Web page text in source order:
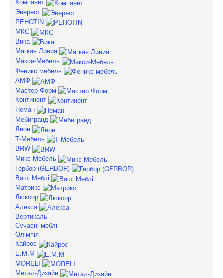
Компанит
Эверест
PEHOTIN
МКС
Вика
Мягкая Линия
Макси-Мебель
Феникс мебель
АМФ
Мастер Форм
Континент
Неман
Мебигранд
Лион
Т-Мебель
BRW
Микс Мебель
Гербор (GERBOR)
Ваші Меблі
Матрикс
Люксор
Алекса
Вертикаль
Сучасні меблі
Олімпія
Кайрос
Е.М.М
MORELI
Метал-Дизайн